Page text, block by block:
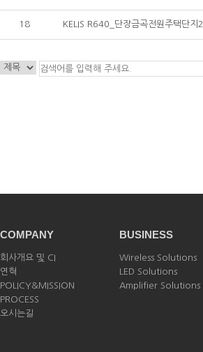
18 KELIS R640_단장금곡전원주택단지2
COMPANY
회사개요 및 CI
연혁
POLICY&MISSION
PROCESS
오시는길
BUSINESS
Wireless Solutions
LED Solutions
Amplifier Solutions